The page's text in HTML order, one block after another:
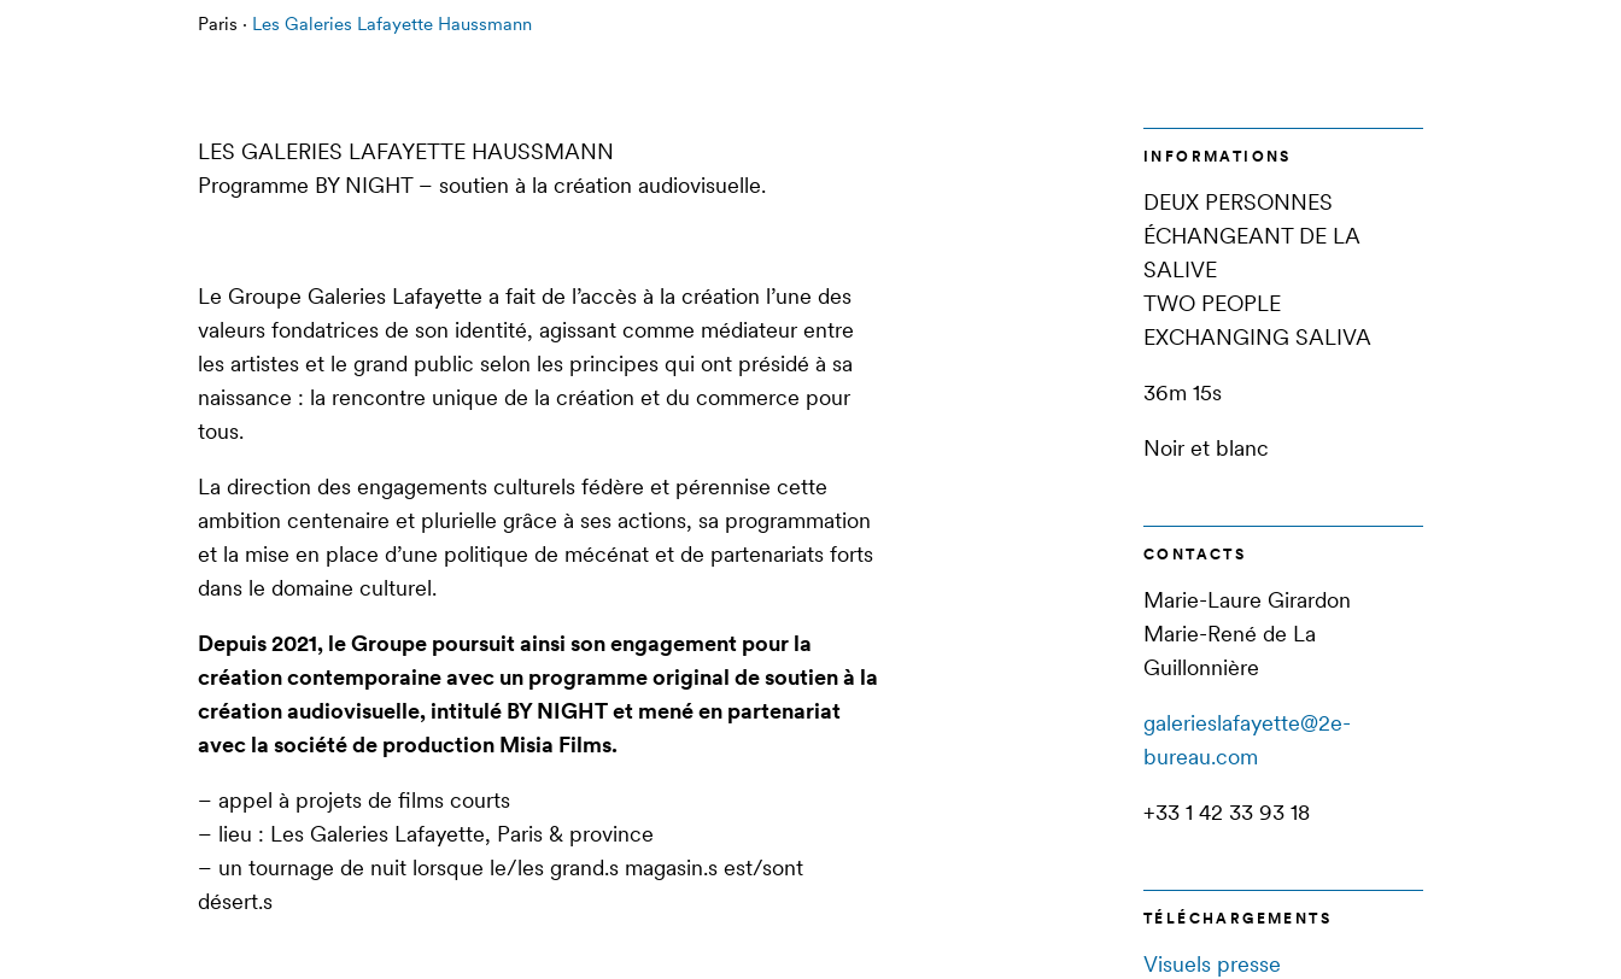
Paris · Les Galeries Lafayette Haussmann
LES GALERIES LAFAYETTE HAUSSMANN
Programme BY NIGHT – soutien à la création audiovisuelle.
Le Groupe Galeries Lafayette a fait de l’accès à la création l’une des
valeurs fondatrices de son identité, agissant comme médiateur entre
les artistes et le grand public selon les principes qui ont présidé à sa
naissance : la rencontre unique de la création et du commerce pour
tous.
La direction des engagements culturels fédère et pérennise cette
ambition centenaire et plurielle grâce à ses actions, sa programmation
et la mise en place d’une politique de mécénat et de partenariats forts
dans le domaine culturel.
Depuis 2021, le Groupe poursuit ainsi son engagement pour la
création contemporaine avec un programme original de soutien à la
création audiovisuelle, intitulé BY NIGHT et mené en partenariat
avec la société de production Misia Films.
– appel à projets de films courts
– lieu : Les Galeries Lafayette, Paris & province
– un tournage de nuit lorsque le/les grand.s magasin.s est/sont
désert.s
INFORMATIONS
DEUX PERSONNES
ÉCHANGEANT DE LA
SALIVE
TWO PEOPLE
EXCHANGING SALIVA
36m 15s
Noir et blanc
CONTACTS
Marie-Laure Girardon
Marie-René de La
Guillonnière
galerieslafayette@2e-
bureau.com
+33 1 42 33 93 18
TÉLÉCHARGEMENTS
Visuels presse